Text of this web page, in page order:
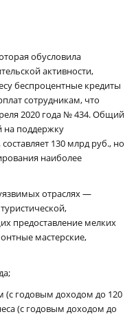
обусловила
активности,
беспроцентные кредиты
сотрудникам, что
2020 года № 434. Общий
поддержку
130 млрд руб., но
наиболее
отраслях —
предоставление мелких
мастерские,
(с годовым доходом до 120
(с годовым доходом до